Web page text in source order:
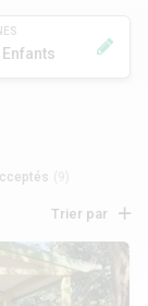
Enfants
Trier par